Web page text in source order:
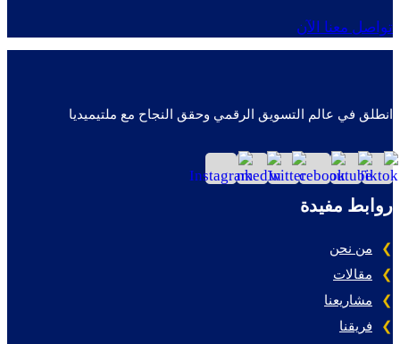
تواصل معنا الآن
انطلق في عالم التسويق الرقمي وحقق النجاح مع ملتيميديا
روابط مفيدة
من نحن
مقالات
مشاريعنا
فريقنا